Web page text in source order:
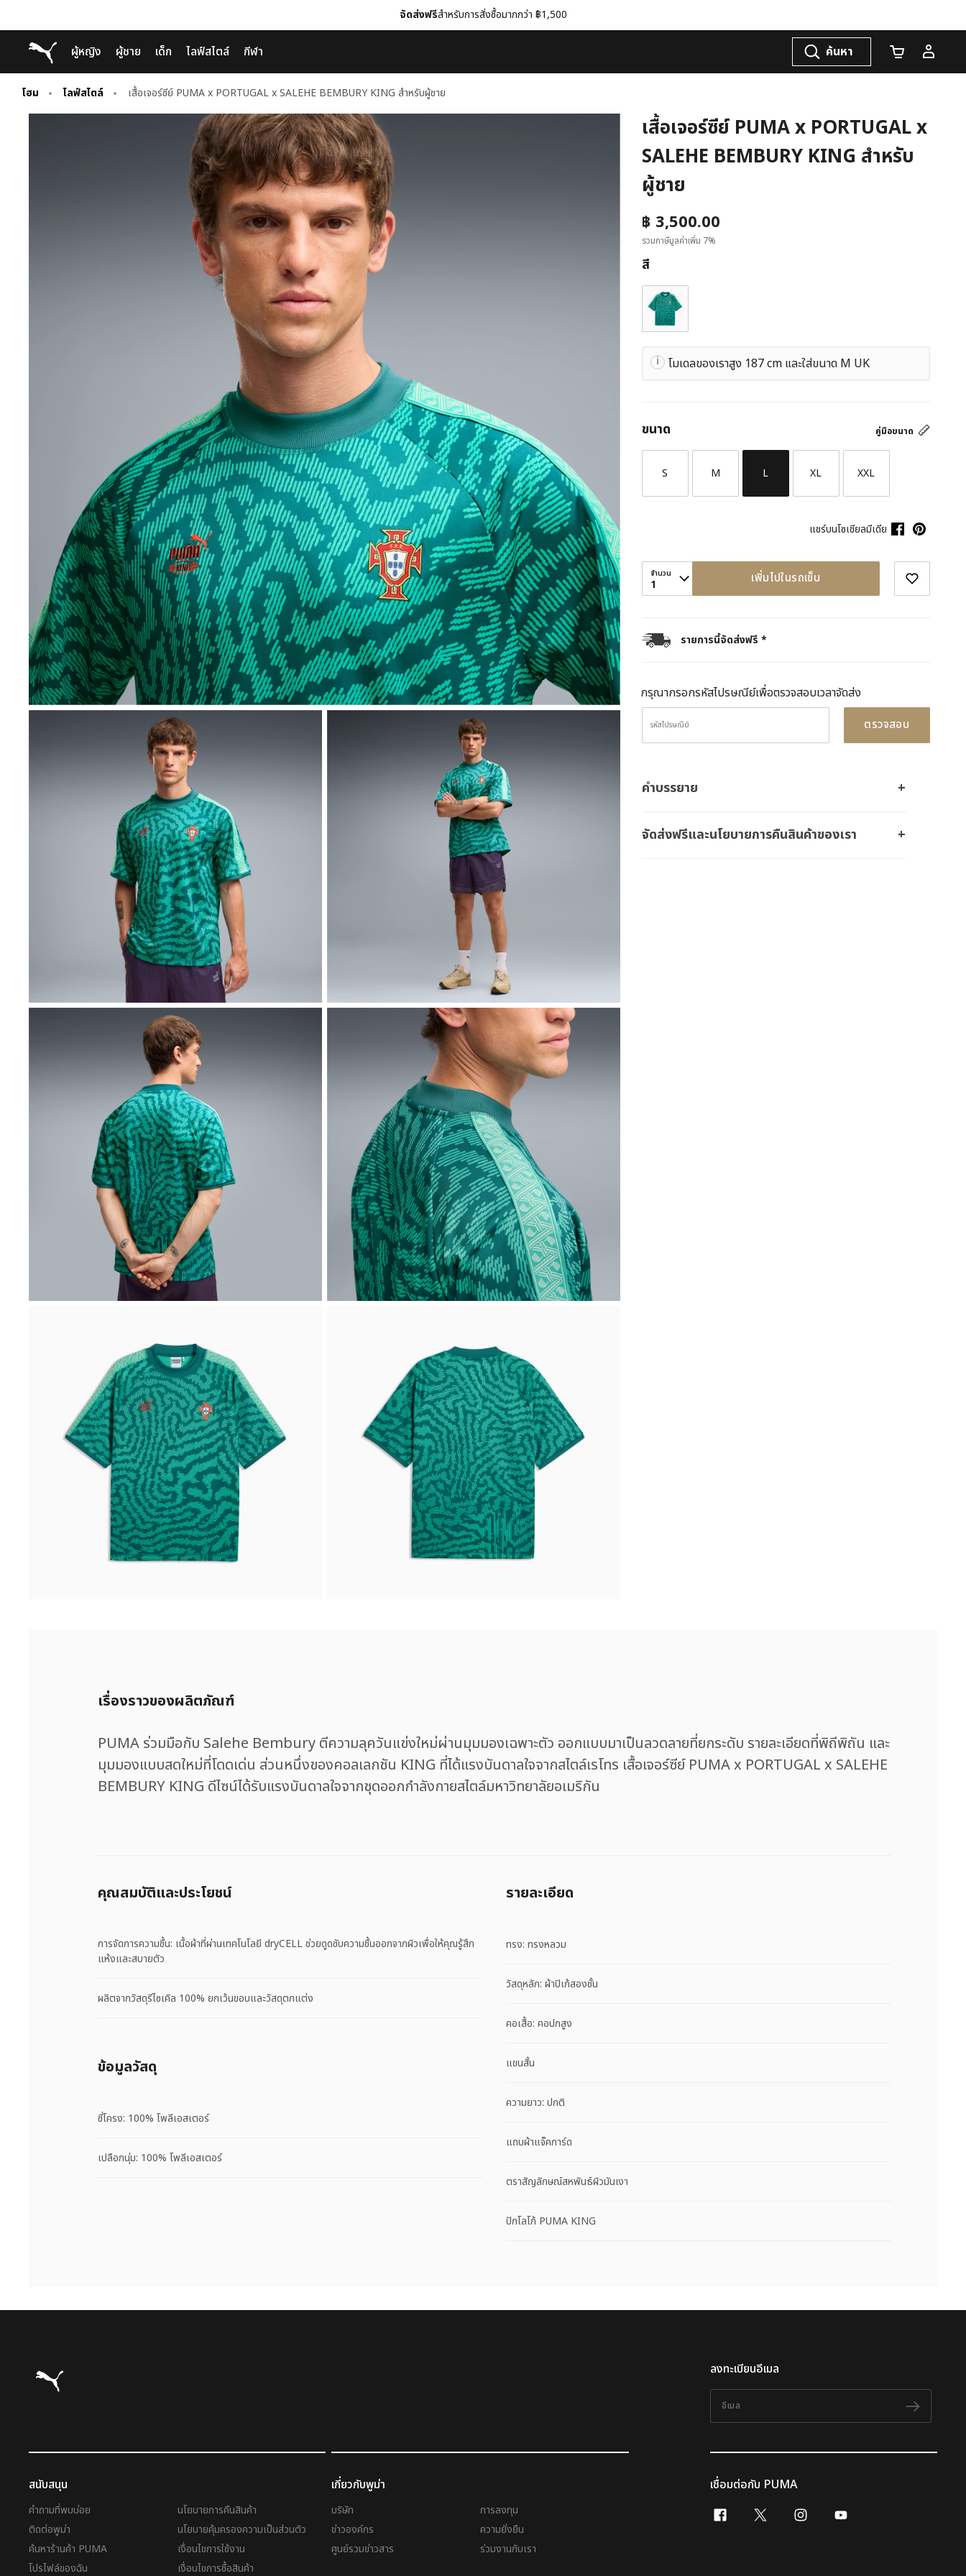
to
Main
content
to
Footer
Content
จัดส่งฟรีสำหรับการสั่งซื้อมากกว่า ฿1,500
Puma โฮม
ผู้หญิง ผู้ชาย เด็ก ไลฟ์สไตล์ กีฬา ค้นหา จำนวนรถเข็น
โฮม ไลฟ์สไตล์ เสื้อเจอร์ซีย์ PUMA x PORTUGAL x SALEHE BEMBURY KING สำหรับผู้ชาย
เสื้อเจอร์ซีย์ PUMA x PORTUGAL x
SALEHE BEMBURY KING สำหรับ
ผู้ชาย
฿ 3,500.00
รวมภาษีมูลค่าเพิ่ม 7%
สี
โมเดลของเราสูง 187 cm และใส่ขนาด M UK
คู่มือขนาด
ขนาด
S M L XL XXL
แชร์บนโซเชียลมีเดีย
จำนวน
1 เพิ่มไปในรถเข็น
รายการนี้จัดส่งฟรี *
กรุณากรอกรหัสไปรษณีย์เพื่อตรวจสอบเวลาจัดส่ง
ตรวจสอบ
คำบรรยาย
จัดส่งฟรีและนโยบายการคืนสินค้าของเรา
เรื่องราวของผลิตภัณฑ์
PUMA ร่วมมือกับ Salehe Bembury ตีความลุควันแข่งใหม่ผ่านมุมมองเฉพาะตัว ออกแบบมาเป็นลวดลายที่ยกระดับ รายละเอียดที่พิถีพิถัน และ
มุมมองแบบสดใหม่ที่โดดเด่น ส่วนหนึ่งของคอลเลกชัน KING ที่ได้แรงบันดาลใจจากสไตล์เรโทร เสื้อเจอร์ซีย์ PUMA x PORTUGAL x SALEHE
BEMBURY KING ดีไซน์ได้รับแรงบันดาลใจจากชุดออกกำลังกายสไตล์มหาวิทยาลัยอเมริกัน
คุณสมบัติและประโยชน์
การจัดการความชื้น: เนื้อผ้าที่ผ่านเทคโนโลยี dryCELL ช่วยดูดซับความชื้นออกจากผิวเพื่อให้คุณรู้สึก
แห้งและสบายตัว
ผลิตจากวัสดุรีไซเคิล 100% ยกเว้นขอบและวัสดุตกแต่ง
รายละเอียด
ทรง: ทรงหลวม
วัสดุหลัก: ผ้าปิเก้สองชั้น
คอเสื้อ: คอปกสูง
แขนสั้น
ความยาว: ปกติ
แถบผ้าแจ็คการ์ด
ตราสัญลักษณ์สหพันธ์ผิวมันเงา
ปักโลโก้ PUMA KING
ข้อมูลวัสดุ
ซี่โครง: 100% โพลีเอสเตอร์
เปลือกนุ่ม: 100% โพลีเอสเตอร์
Puma โฮม
ลงทะเบียนอีเมล
อีเมล
ติดตาม
สนับสนุน
คำถามที่พบบ่อย
ติดต่อพูม่า
ค้นหาร้านค้า PUMA
โปรไฟล์ของฉัน
นโยบายการคืนสินค้า
นโยบายคุ้มครองความเป็นส่วนตัว
เงื่อนไขการใช้งาน
เงื่อนไขการซื้อสินค้า
เกี่ยวกับพูม่า
บริษัท
ข่าวองค์กร
ศูนย์รวมข่าวสาร
การลงทุน
ความยั่งยืน
ร่วมงานกับเรา
เชื่อมต่อกับ PUMA
facebook
x-twitterinstagram
youtube